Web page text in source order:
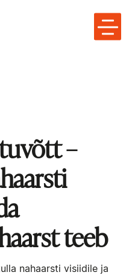
–
teeb
nahaarsti visiidile ja